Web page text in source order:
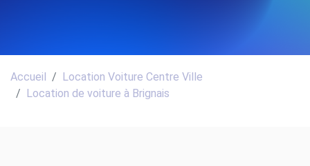
Accueil
Location Voiture Centre Ville
Location de voiture à Brignais